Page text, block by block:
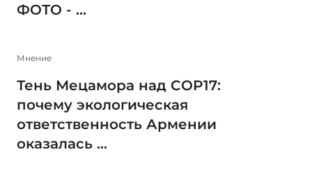
ФОТО - ...
Мнение
Тень Мецамора над COP17:
почему экологическая
ответственность Армении
оказалась ...